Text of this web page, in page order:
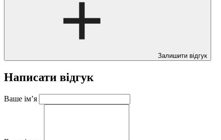
Залишити відгук
Написати відгук
Ваше ім’я